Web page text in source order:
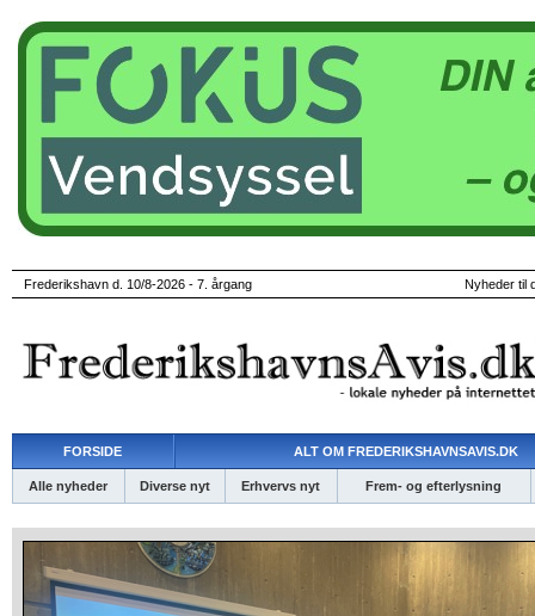
Frederikshavn d. 10/8-2026 - 7. årgang Nyheder til
FORSIDE ALT OM FREDERIKSHAVNSAVIS.DK
Alle nyheder Diverse nyt Erhvervs nyt Frem- og efterlysning